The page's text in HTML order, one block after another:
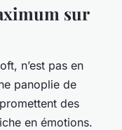
sur
n’est pas en
panoplie de
des
en émotions.